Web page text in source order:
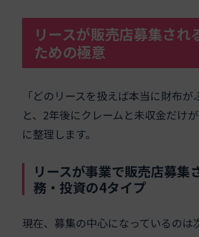
リースが販売店募集さ
ための極意
「どのリースを扱えば本当に財布
と、2年後にクレームと未収金だけ
に整理します。
リースが事業で販売店募集
務・投資の4タイプ
現在、募集の中心になっているのは